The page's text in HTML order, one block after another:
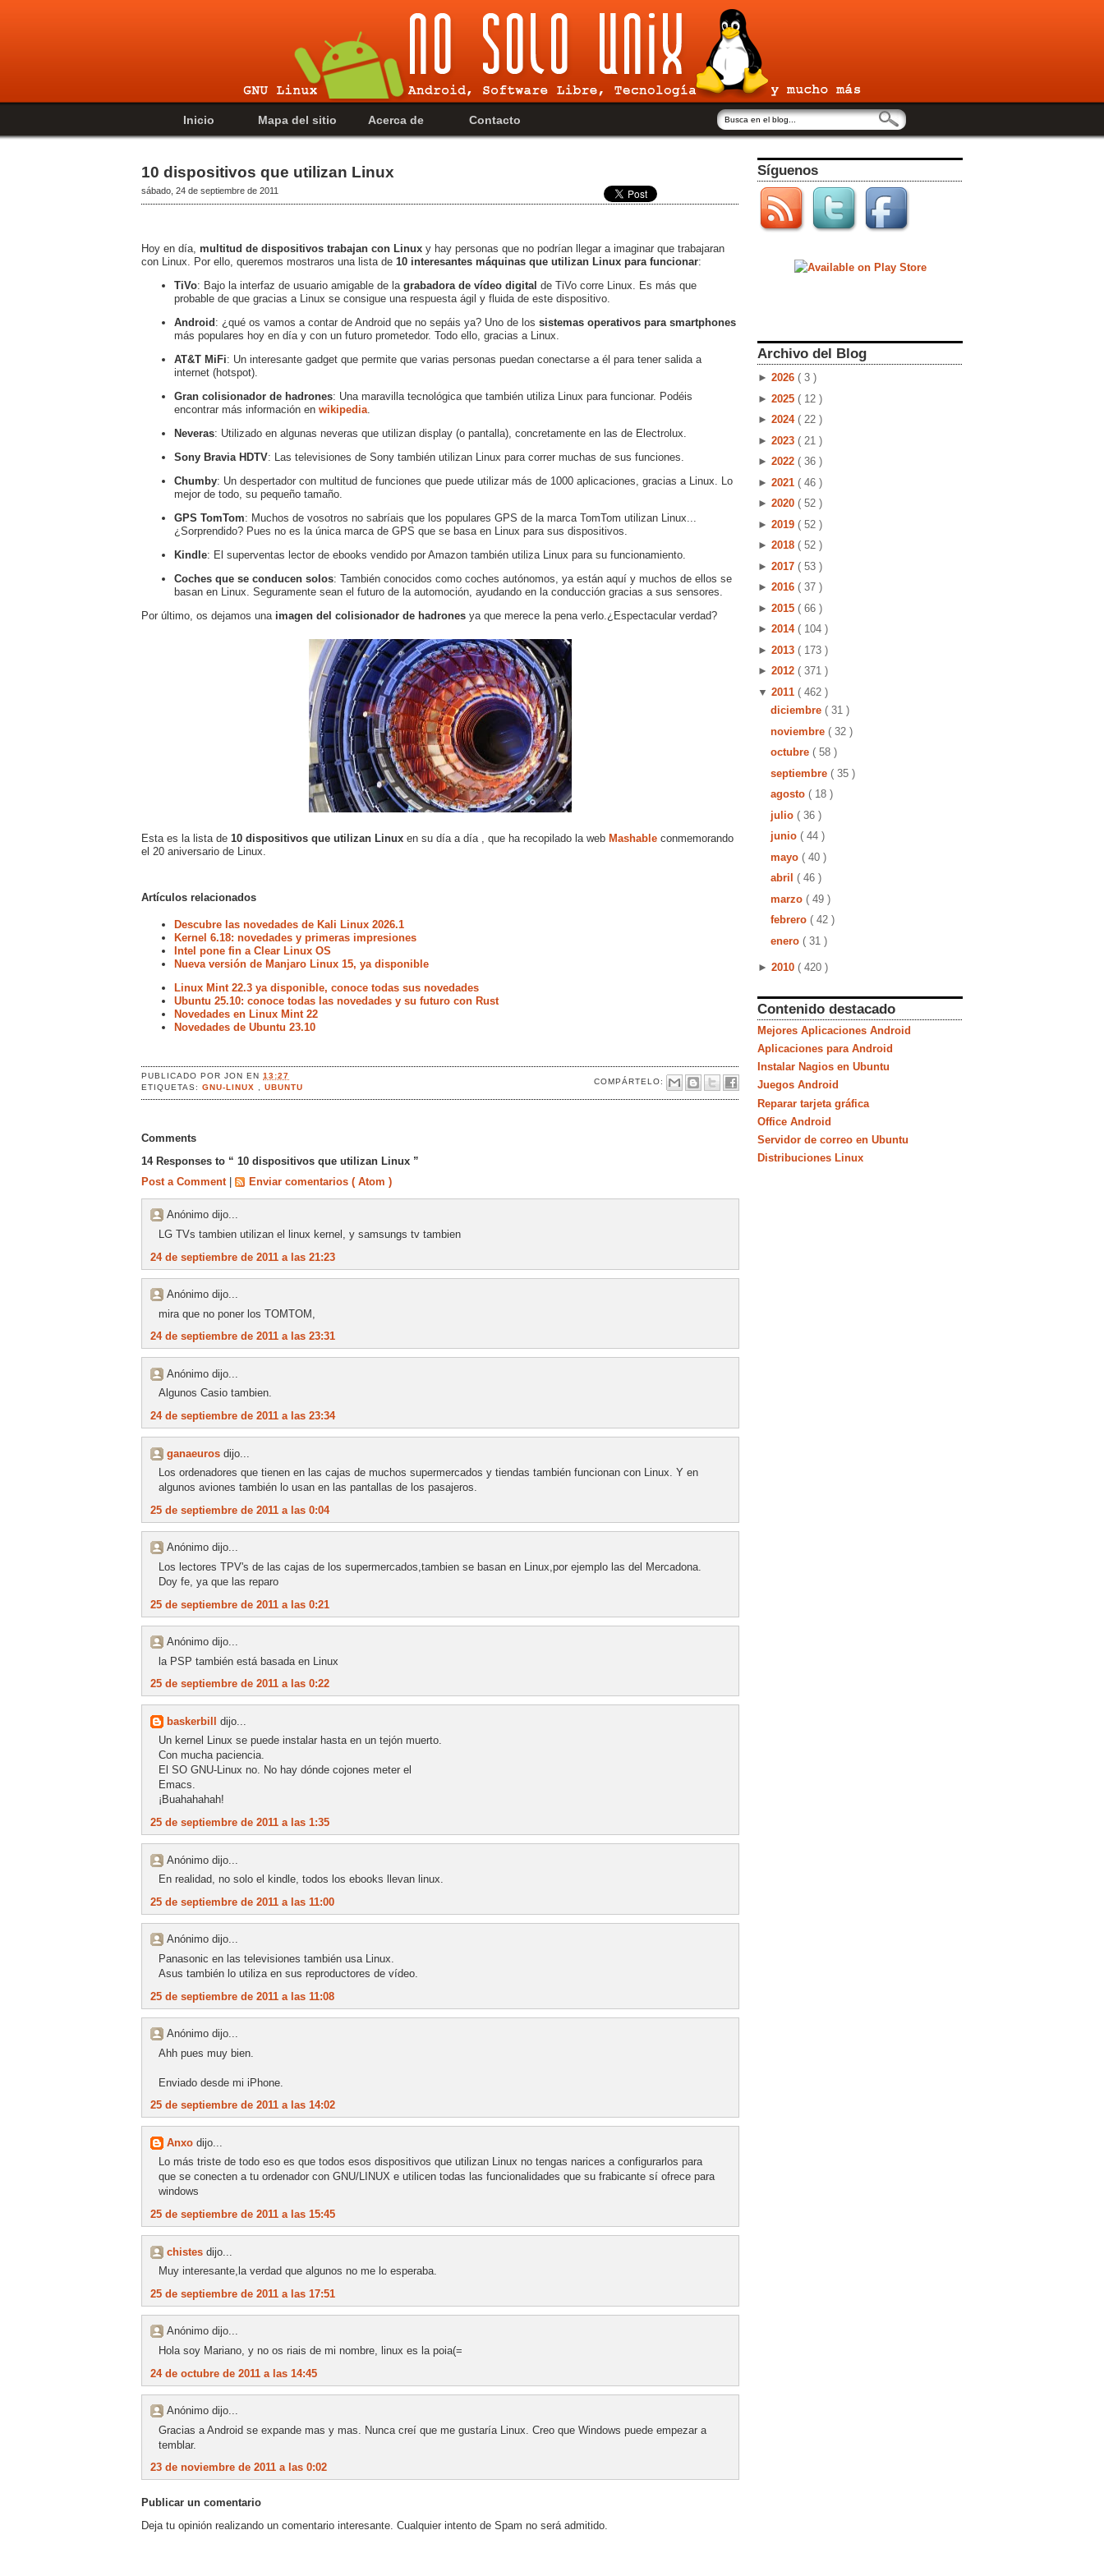
Inicio Mapa del sitio Acerca de Contacto
10 dispositivos que utilizan Linux
sábado, 24 de septiembre de 2011
Hoy en día, multitud de dispositivos trabajan con Linux y hay personas que no podrían llegar a imaginar que trabajaran
con Linux. Por ello, queremos mostraros una lista de 10 interesantes máquinas que utilizan Linux para funcionar:
TiVo: Bajo la interfaz de usuario amigable de la grabadora de vídeo digital de TiVo corre Linux. Es más que
probable de que gracias a Linux se consigue una respuesta ágil y fluida de este dispositivo.
Android: ¿qué os vamos a contar de Android que no sepáis ya? Uno de los sistemas operativos para smartphones
más populares hoy en día y con un futuro prometedor. Todo ello, gracias a Linux.
AT&T MiFi: Un interesante gadget que permite que varias personas puedan conectarse a él para tener salida a
internet (hotspot).
Gran colisionador de hadrones: Una maravilla tecnológica que también utiliza Linux para funcionar. Podéis
encontrar más información en wikipedia
Neveras: Utilizado en algunas neveras que utilizan display (o pantalla), concretamente en las de Electrolux.
Sony Bravia HDTV: Las televisiones de Sony también utilizan Linux para correr muchas de sus funciones.
Chumby: Un despertador con multitud de funciones que puede utilizar más de 1000 aplicaciones, gracias a Linux. Lo
mejor de todo, su pequeño tamaño.
GPS TomTom: Muchos de vosotros no sabríais que los populares GPS de la marca TomTom utilizan Linux...
¿Sorprendido? Pues no es la única marca de GPS que se basa en Linux para sus dispositivos.
Kindle: El superventas lector de ebooks vendido por Amazon también utiliza Linux para su funcionamiento.
Coches que se conducen solos: También conocidos como coches autónomos, ya están aquí y muchos de ellos se
basan en Linux. Seguramente sean el futuro de la automoción, ayudando en la conducción gracias a sus sensores.
Por último, os dejamos una imagen del colisionador de hadrones ya que merece la pena verlo.¿Espectacular verdad?
Esta es la lista de 10 dispositivos que utilizan Linux en su día a día , que ha recopilado la web Mashable conmemorando
el 20 aniversario de Linux.
Artículos relacionados
Descubre las novedades de Kali Linux 2026.1
Kernel 6.18: novedades y primeras impresiones
Intel pone fin a Clear Linux OS
Nueva versión de Manjaro Linux 15, ya disponible
Linux Mint 22.3 ya disponible, conoce todas sus novedades
Ubuntu 25.10: conoce todas las novedades y su futuro con Rust
Novedades en Linux Mint 22
Novedades de Ubuntu 23.10
PUBLICADO PORJONEN13:27
COMPÁRTELO:
ETIQUETAS:GNU-LINUX ,UBUNTU
Comments
14 Responses to “ 10 dispositivos que utilizan Linux ”
Post a Comment
Enviar comentarios ( Atom )
Anónimo dijo...
LG TVs tambien utilizan el linux kernel, y samsungs tv tambien
24 de septiembre de 2011 a las 21:23
Anónimo dijo...
mira que no poner los TOMTOM,
24 de septiembre de 2011 a las 23:31
Anónimo dijo...
Algunos Casio tambien.
24 de septiembre de 2011 a las 23:34
ganaeuros dijo...
Los ordenadores que tienen en las cajas de muchos supermercados y tiendas también funcionan con Linux. Y en
algunos aviones también lo usan en las pantallas de los pasajeros.
25 de septiembre de 2011 a las 0:04
Anónimo dijo...
Los lectores TPV's de las cajas de los supermercados,tambien se basan en Linux,por ejemplo las del Mercadona.
Doy fe, ya que las reparo
25 de septiembre de 2011 a las 0:21
Anónimo dijo...
la PSP también está basada en Linux
25 de septiembre de 2011 a las 0:22
baskerbill dijo...
Un kernel Linux se puede instalar hasta en un tejón muerto.
Con mucha paciencia.
El SO GNU-Linux no. No hay dónde cojones meter el
Emacs.
¡Buahahahah!
25 de septiembre de 2011 a las 1:35
Anónimo dijo...
En realidad, no solo el kindle, todos los ebooks llevan linux.
25 de septiembre de 2011 a las 11:00
Anónimo dijo...
Panasonic en las televisiones también usa Linux.
Asus también lo utiliza en sus reproductores de vídeo.
25 de septiembre de 2011 a las 11:08
Anónimo dijo...
Ahh pues muy bien.
Enviado desde mi iPhone.
25 de septiembre de 2011 a las 14:02
Anxo dijo...
Lo más triste de todo eso es que todos esos dispositivos que utilizan Linux no tengas narices a configurarlos para
que se conecten a tu ordenador con GNU/LINUX e utilicen todas las funcionalidades que su frabicante sí ofrece para
windows
25 de septiembre de 2011 a las 15:45
chistes dijo...
Muy interesante,la verdad que algunos no me lo esperaba.
25 de septiembre de 2011 a las 17:51
Anónimo dijo...
Hola soy Mariano, y no os riais de mi nombre, linux es la poia(=
24 de octubre de 2011 a las 14:45
Anónimo dijo...
Gracias a Android se expande mas y mas. Nunca creí que me gustaría Linux. Creo que Windows puede empezar a
temblar.
23 de noviembre de 2011 a las 0:02
Publicar un comentario
Deja tu opinión realizando un comentario interesante. Cualquier intento de Spam no será admitido.
Síguenos
Archivo del Blog
► 2026 ( 3 )
► 2025 ( 12 )
► 2024 ( 22 )
► 2023 ( 21 )
► 2022 ( 36 )
► 2021 ( 46 )
► 2020 ( 52 )
► 2019 ( 52 )
► 2018 ( 52 )
► 2017 ( 53 )
► 2016 ( 37 )
► 2015 ( 66 )
► 2014 ( 104 )
► 2013 ( 173 )
► 2012 ( 371 )
▼ 2011 ( 462 )
diciembre ( 31 )
noviembre ( 32 )
octubre ( 58 )
septiembre ( 35 )
agosto ( 18 )
julio ( 36 )
junio ( 44 )
mayo ( 40 )
abril ( 46 )
marzo ( 49 )
febrero ( 42 )
enero ( 31 )
► 2010 ( 420 )
Contenido destacado
Mejores Aplicaciones Android
Aplicaciones para Android
Instalar Nagios en Ubuntu
Juegos Android
Reparar tarjeta gráfica
Office Android
Servidor de correo en Ubuntu
Distribuciones Linux